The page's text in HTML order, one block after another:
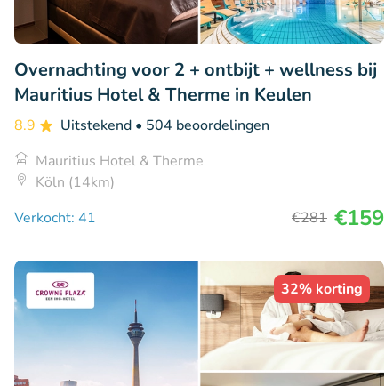
Overnachting voor 2 + ontbijt + wellness bij
Mauritius Hotel & Therme in Keulen
8.9 Uitstekend • 504 beoordelingen
Mauritius Hotel & Therme
Köln (14km)
Verkocht: 41
€281 €159
32% korting